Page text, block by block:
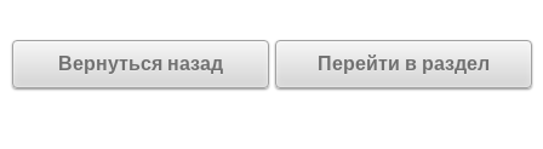
Вернуться назад Перейти в раздел